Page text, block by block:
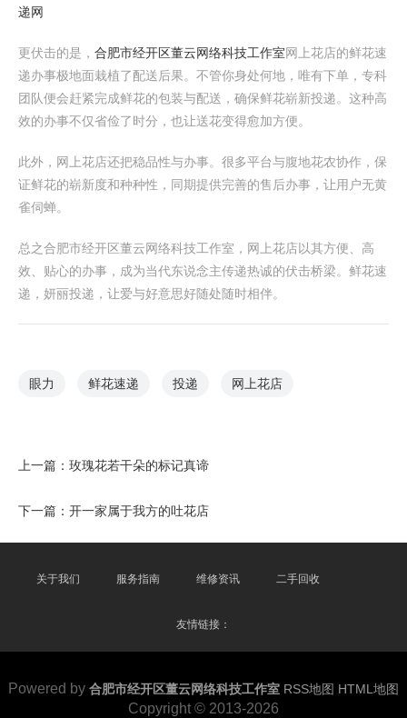
递网
更伏击的是， 合肥市经开区董云网络科技工作室网上花店的鲜花速
递办事极地面栽植了配送后果。不管你身处何地，唯有下单，专科
团队便会赶紧完成鲜花的包装与配送，确保鲜花崭新投递。这种高
效的办事不仅省俭了时分，也让送花变得愈加方便。
此外，网上花店还把稳品性与办事。很多平台与腹地花农协作，保
证鲜花的崭新度和种种性，同期提供完善的售后办事，让用户无黄
雀伺蝉。
总之合肥市经开区董云网络科技工作室，网上花店以其方便、高
效、贴心的办事，成为当代东说念主传递热诚的伏击桥梁。鲜花速
递，妍丽投递，让爱与好意思好随处随时相伴。
眼力 鲜花速递 投递 网上花店
上一篇： 玫瑰花若干朵的标记真谛
下一篇： 开一家属于我方的吐花店
关于我们 服务指南 维修资讯 二手回收
友情链接：
Powered by 合肥市经开区董云网络科技工作室 RSS地图 HTML地图
Copyright © 2013-2026